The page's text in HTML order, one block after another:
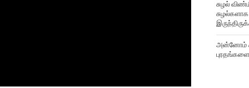
சுழல்
சுழல்களாக
அன்னோம்
புரதங்களை